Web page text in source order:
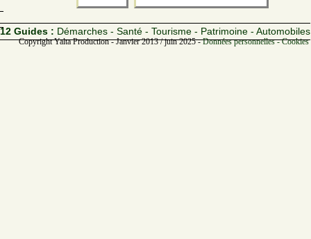
12 Guides : Démarches - Santé - Tourisme - Patrimoine - Automobiles
Copyright Yalta Production - Janvier 2013 / juin 2025 -Données personnelles -